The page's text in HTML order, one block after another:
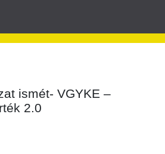
ismét- VGYKE –
2.0